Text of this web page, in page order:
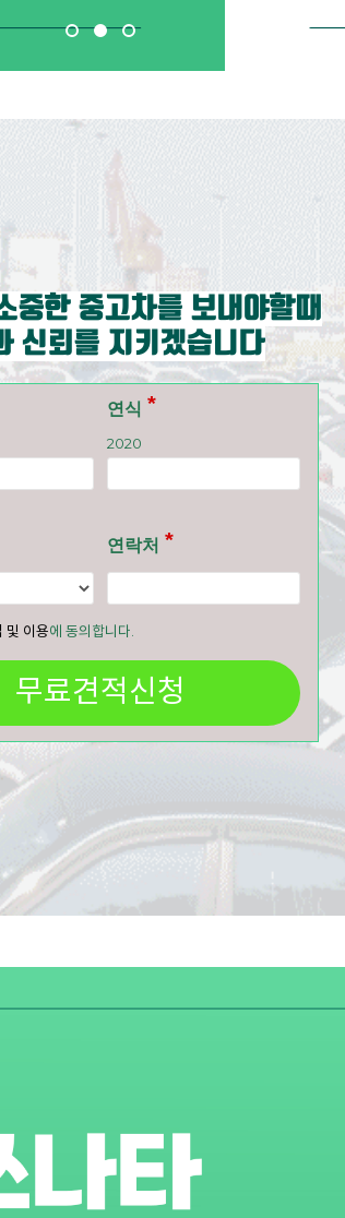
중한 중고차를 보내야할때
신뢰를 지키겠습니다
연식
2020
연락처
및 이용에 동의합니다.
무료견적신청